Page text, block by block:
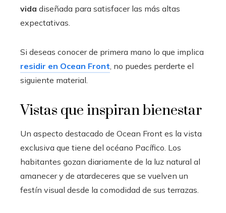
vida diseñada para satisfacer las más altas
expectativas.
Si deseas conocer de primera mano lo que implica
residir en Ocean Front , no puedes perderte el
siguiente material.
Vistas que inspiran bienestar
Un aspecto destacado de Ocean Front es la vista
exclusiva que tiene del océano Pacífico. Los
habitantes gozan diariamente de la luz natural al
amanecer y de atardeceres que se vuelven un
festín visual desde la comodidad de sus terrazas.